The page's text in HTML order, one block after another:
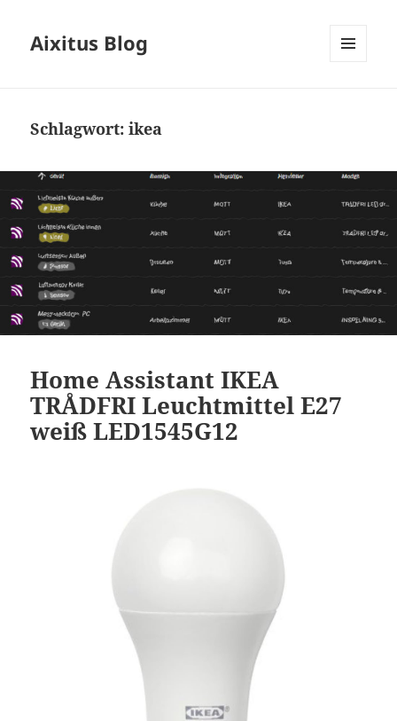
Aixitus Blog
Schlagwort:ikea
Home Assistant IKEA
TRÅDFRI Leuchtmittel E27
weiß LED1545G12